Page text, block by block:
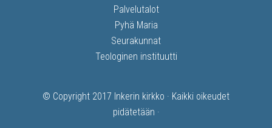
Palvelutalot
Pyhä Maria
Seurakunnat
Teologinen instituutti
© Copyright 2017 Inkerin kirkko · Kaikki oikeudet
pidätetään ·